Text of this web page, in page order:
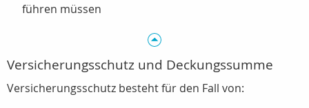
führen müssen
Versicherungsschutz und Deckungssumme
Versicherungsschutz besteht für den Fall von: